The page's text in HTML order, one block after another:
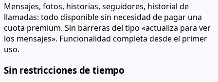
Mensajes, fotos, historias, seguidores, historial de
llamadas: todo disponible sin necesidad de pagar una
cuota premium. Sin barreras del tipo «actualiza para ver
los mensajes». Funcionalidad completa desde el primer
uso.
Sin restricciones de tiempo